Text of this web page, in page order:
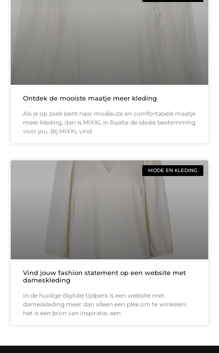
Ontdek de mooiste maatje meer kleding
Als je op zoek bent naar modieuze en comfortabele maatje
meer kleding, dan is MIXXL in Raalte de ideale bestemming
voor jou. Bij MIXXL vind
MODE EN KLEDING
Vind jouw fashion statement op een website met
dameskleding
In de huidige digitale tijdperk is een website met
dameskleding meer dan alleen een plek om te winkelen;
het is een bron van inspiratie, een